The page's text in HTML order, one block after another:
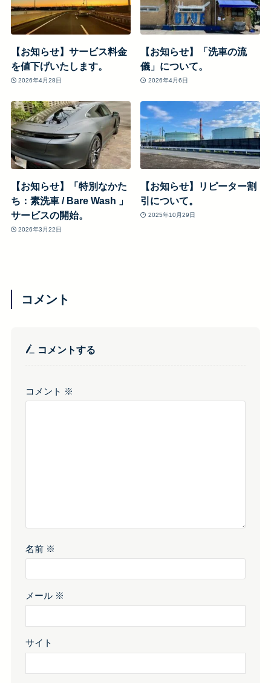
【お知らせ】サービス料金
を値下げいたします。
2026年4月28日
【お知らせ】「洗車の流
儀」について。
2026年4月6日
【お知らせ】「特別なかた
ち：素洗車 / Bare Wash 」
サービスの開始。
2026年3月22日
【お知らせ】リピーター割
引について。
2025年10月29日
コメント
コメントする
コメント ※
名前 ※
メール ※
サイト